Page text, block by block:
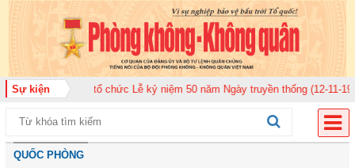
Sự kiện
920 tổ chức Lễ kỷ niệm 50 năm Ngày truyền thống (12-11-1975/12-11-2025)
QUỐC PHÒNG